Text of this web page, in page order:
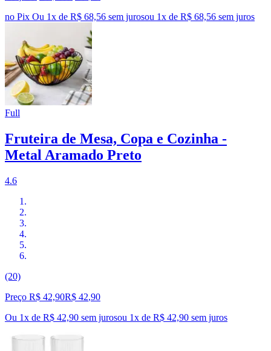
no Pix Ou 1x de R$ 68,56 sem jurosou 1x de R$ 68,56 sem juros
Full
Fruteira de Mesa, Copa e Cozinha -
Metal Aramado Preto
4.6
(20)
Preço R$ 42,90R$ 42,90
Ou 1x de R$ 42,90 sem jurosou 1x de R$ 42,90 sem juros